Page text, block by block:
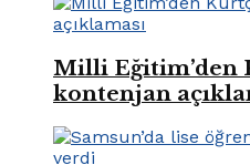
Milli Eğitim’den
kontenjan